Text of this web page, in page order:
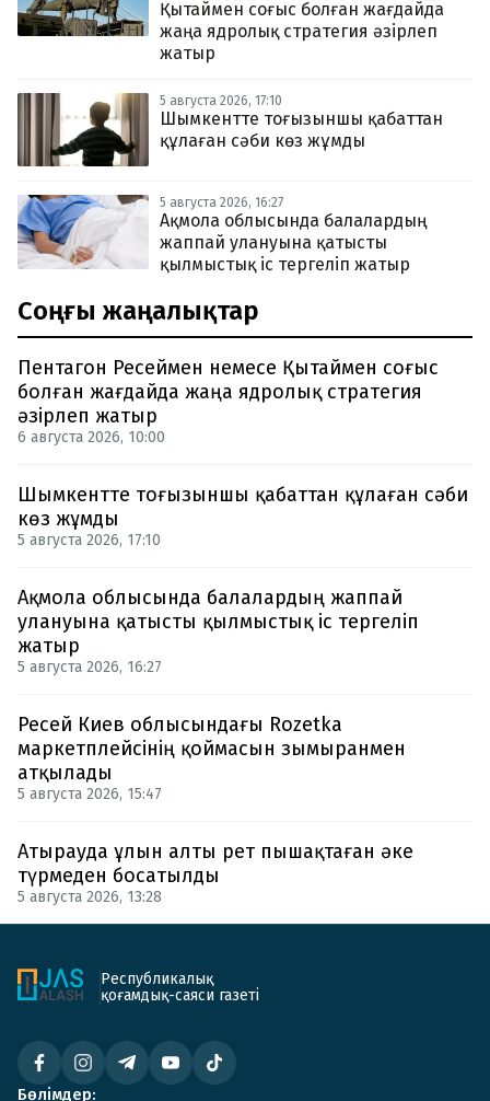
Қытаймен соғыс болған жағдайда
жаңа ядролық стратегия әзірлеп
жатыр
5 августа 2026, 17:10
Шымкентте тоғызыншы қабаттан
құлаған сәби көз жұмды
5 августа 2026, 16:27
Ақмола облысында балалардың
жаппай улануына қатысты
қылмыстық іс тергеліп жатыр
Соңғы жаңалықтар
Пентагон Ресеймен немесе Қытаймен соғыс
болған жағдайда жаңа ядролық стратегия
әзірлеп жатыр
6 августа 2026, 10:00
Шымкентте тоғызыншы қабаттан құлаған сәби
көз жұмды
5 августа 2026, 17:10
Ақмола облысында балалардың жаппай
улануына қатысты қылмыстық іс тергеліп
жатыр
5 августа 2026, 16:27
Ресей Киев облысындағы Rozetka
маркетплейсінің қоймасын зымыранмен
атқылады
5 августа 2026, 15:47
Атырауда ұлын алты рет пышақтаған әке
түрмеден босатылды
5 августа 2026, 13:28
Республикалық
қоғамдық-саяси газеті
Бөлімдер: